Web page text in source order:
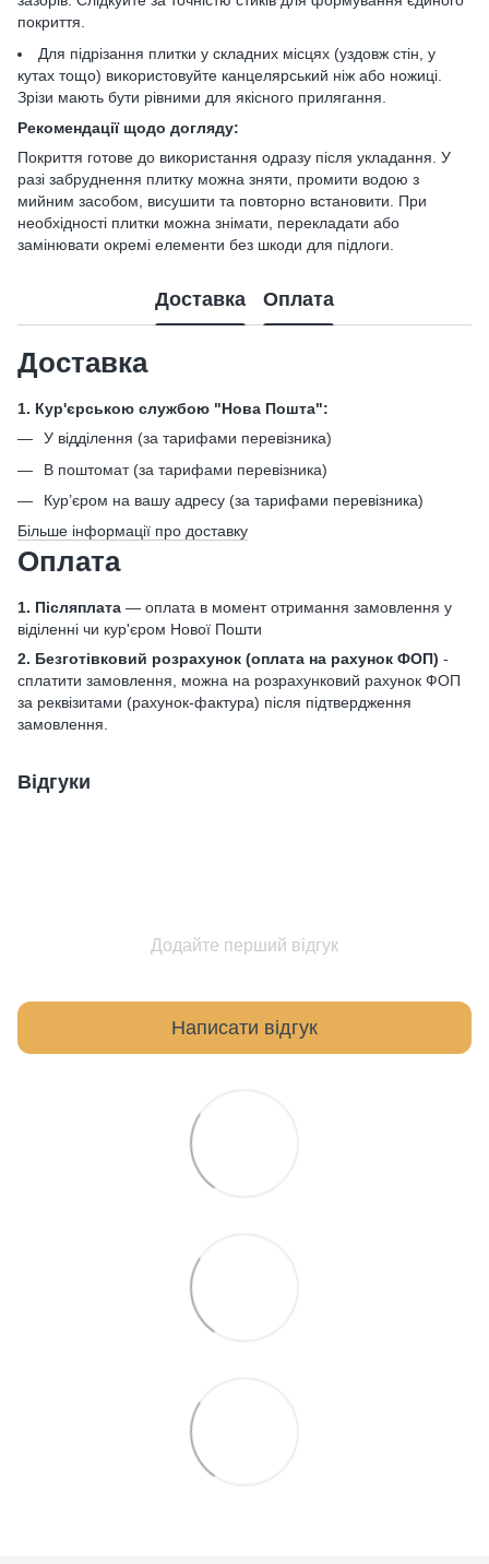
покриття.
Для підрізання плитки у складних місцях (уздовж стін, у
кутах тощо) використовуйте канцелярський ніж або ножиці.
Зрізи мають бути рівними для якісного прилягання.
Рекомендації щодо догляду:
Покриття готове до використання одразу після укладання. У
разі забруднення плитку можна зняти, промити водою з
мийним засобом, висушити та повторно встановити. При
необхідності плитки можна знімати, перекладати або
замінювати окремі елементи без шкоди для підлоги.
Доставка Оплата
Доставка
1. Кур'єрською службою "Нова Пошта":
У відділення (за тарифами перевізника)
В поштомат (за тарифами перевізника)
Кур’єром на вашу адресу (за тарифами перевізника)
Більше інформації про доставку
Оплата
1. Післяплата — оплата в момент отримання замовлення у
віділенні чи кур'єром Нової Пошти
2. Безготівковий розрахунок (оплата на рахунок ФОП) -
сплатити замовлення, можна на розрахунковий рахунок ФОП
за реквізитами (рахунок-фактура) після підтвердження
замовлення.
Відгуки
Додайте перший відгук
Написати відгук